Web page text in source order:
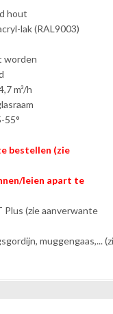
hout
lak (RAL9003)
worden
m³/h
55°
bestellen (zie
leien apart te
(zie aanverwante
muggengaas,...